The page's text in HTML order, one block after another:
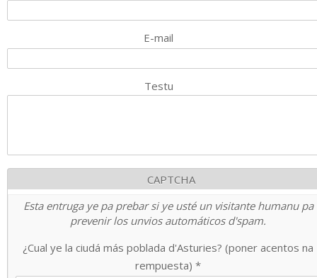
E-mail
Testu
CAPTCHA
Esta entruga ye pa prebar si ye usté un visitante humanu pa
prevenir los unvios automáticos d'spam.
¿Cual ye la ciudá más poblada d'Asturies? (poner acentos na
rempuesta) *